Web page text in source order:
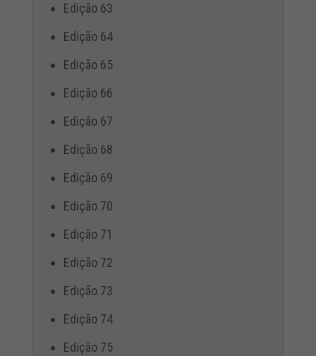
Edição 63
Edição 64
Edição 65
Edição 66
Edição 67
Edição 68
Edição 69
Edição 70
Edição 71
Edição 72
Edição 73
Edição 74
Edição 75